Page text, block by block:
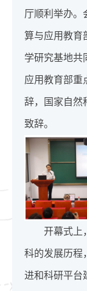
厅顺利举办。
算与应用教育
学研究基地共
应用教育部重
辞，国家自然
致辞。
开幕式上
科的发展历程
进和科研平台